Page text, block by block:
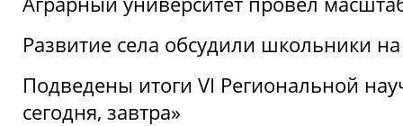
Развитие села обсудили школьники
Подведены итоги VI Региональной
сегодня, завтра»